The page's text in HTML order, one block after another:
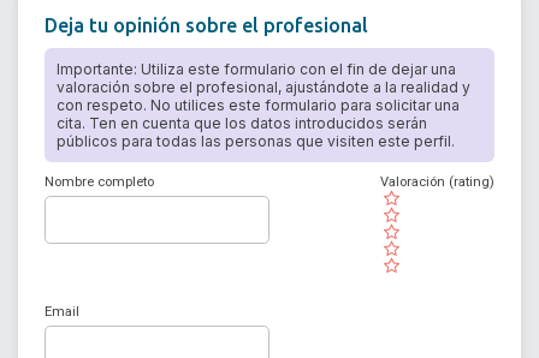
Deja tu opinión sobre el profesional
Importante: Utiliza este formulario con el fin de dejar una
valoración sobre el profesional, ajustándote a la realidad y
con respeto. No utilices este formulario para solicitar una
cita. Ten en cuenta que los datos introducidos serán
públicos para todas las personas que visiten este perfil.
Nombre completo
( )
( )
( )
( )
( )
Valoración (rating)
Email